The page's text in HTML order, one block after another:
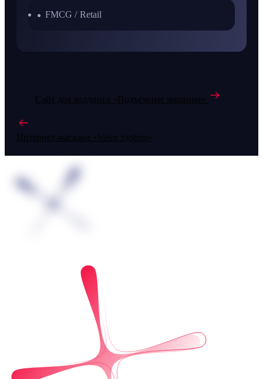
FMCG / Retail
Сайт для холдинга «Подъёмные машины»
Интернет-магазин «Sleep System»